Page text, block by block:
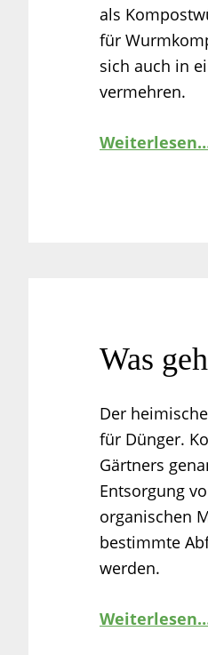
als
für
sich auch in
vermehren.
Was
Der
für Dünger.
Gärtners
Entsorgung
organischen
bestimmte
werden.